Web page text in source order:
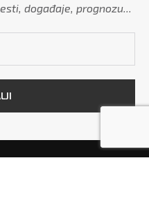
događaje, prognozu...